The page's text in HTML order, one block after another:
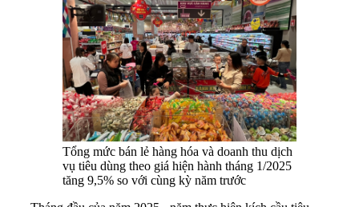
Tổng mức bán lẻ hàng hóa và doanh thu dịch
vụ tiêu dùng theo giá hiện hành tháng 1/2025
tăng 9,5% so với cùng kỳ năm trước